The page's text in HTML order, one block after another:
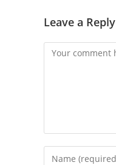
Leave a Reply